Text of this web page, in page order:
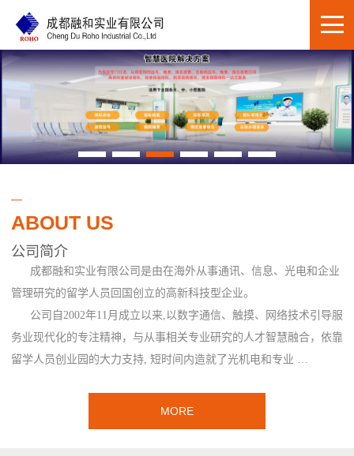
ABOUT US
公司简介
成都融和实业有限公司是由在海外从事通讯、信息、光电和企业
管理研究的留学人员回国创立的高新科技型企业。
公司自2002年11月成立以来,以数字通信、触摸、网络技术引导服
务业现代化的专注精神，与从事相关专业研究的人才智慧融合，依靠
留学人员创业园的大力支持, 短时间内造就了光机电和专业 …
MORE